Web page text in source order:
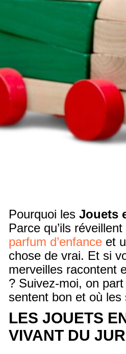
Pourquoi les Jouets
Parce qu’ils
parfum d’enfance et
chose de vrai. Et si
merveilles racontent
? Suivez-moi, on
sentent bon et où
LES JOUETS
VIVANT DU